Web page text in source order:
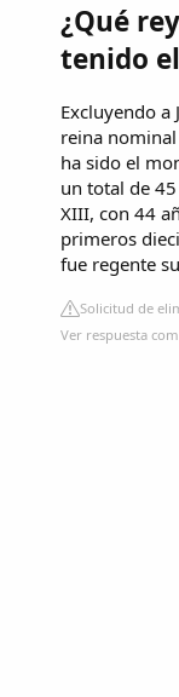
¿Qué
tenido
Excluyendo a
reina
ha sido el
un total de
XIII, con 44
primeros
fue regente
Solicitud de
Ver respuesta